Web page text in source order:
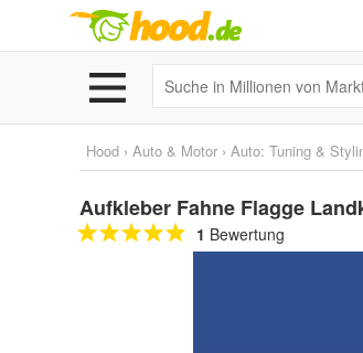
Hood › Auto & Motor › Auto: Tuning &
Aufkleber Fahne Flagge
1 Bewertung